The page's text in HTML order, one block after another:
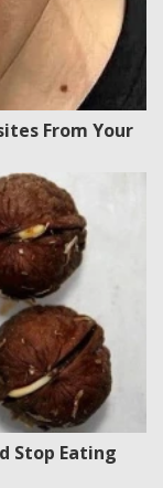
From Your
Stop Eating